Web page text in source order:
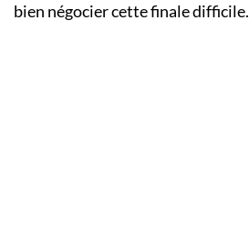
bien négocier cette finale difficile.